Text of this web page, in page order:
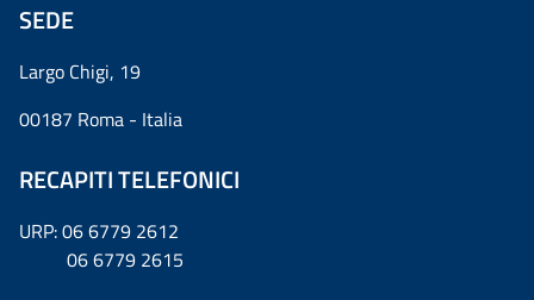
SEDE
Largo Chigi, 19
00187 Roma - Italia
RECAPITI TELEFONICI
URP: 06 6779 2612
06 6779 2615